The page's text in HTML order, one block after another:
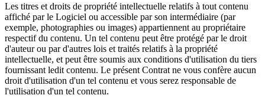
Les titres et droits de propriété intellectuelle relatifs à tout contenu
affiché par le Logiciel ou accessible par son intermédiaire (par
exemple, photographies ou images) appartiennent au propriétaire
respectif du contenu. Un tel contenu peut être protégé par le droit
d'auteur ou par d'autres lois et traités relatifs à la propriété
intellectuelle, et peut être soumis aux conditions d'utilisation du tiers
fournissant ledit contenu. Le présent Contrat ne vous confère aucun
droit d'utilisation d'un tel contenu et vous serez responsable de
l'utilisation d'un tel contenu.